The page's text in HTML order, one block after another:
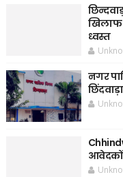
खिलाफ
ध्वस्त
नगर